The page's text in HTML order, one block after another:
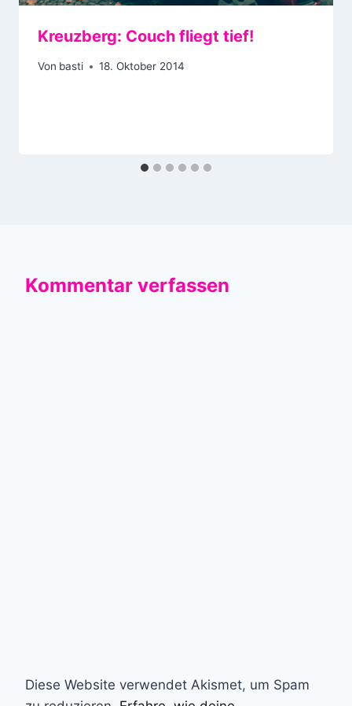
Kreuzberg: Couch fliegt tief!
Von basti 18. Oktober 2014
Kommentar verfassen
Diese Website verwendet Akismet, um Spam